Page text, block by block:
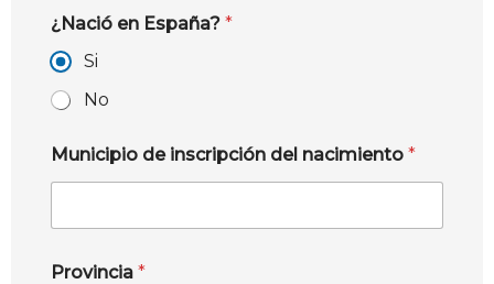
¿Nació en España? *
Si
No
Municipio de inscripción del nacimiento *
Provincia *